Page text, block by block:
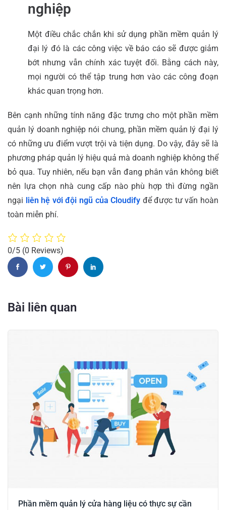
nghiệp
Một điều chắc chắn khi sử dụng phần mềm quản lý
đại lý đó là các công việc về báo cáo sẽ được giảm
bớt nhưng vẫn chính xác tuyệt đối. Bằng cách này,
mọi người có thể tập trung hơn vào các công đoạn
khác quan trọng hơn.
Bên cạnh những tính năng đặc trưng cho một phần mềm
quản lý doanh nghiệp nói chung, phần mềm quản lý đại lý
có những ưu điểm vượt trội và tiện dụng. Do vậy, đây sẽ là
phương pháp quản lý hiệu quả mà doanh nghiệp không thể
bỏ qua. Tuy nhiên, nếu bạn vẫn đang phân vân không biết
nên lựa chọn nhà cung cấp nào phù hợp thì đừng ngần
ngại liên hệ với đội ngũ của Cloudify để được tư vấn hoàn
toàn miễn phí.
0/5 (0 Reviews)
Bài liên quan
Phần mềm quản lý cửa hàng liệu có thực sự cần